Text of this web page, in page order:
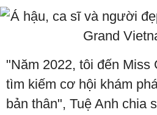
"Năm 2022, tôi đến Miss
tìm kiếm cơ hội khám
bản thân", Tuệ Anh chia